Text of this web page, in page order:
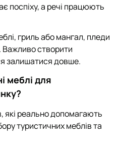
поспіху, а речі працюють
гриль або мангал, пледи
Важливо створити
залишатися довше.
меблі для
які реально допомагають
туристичних меблів та